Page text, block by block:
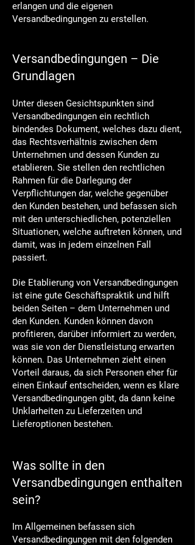
erlangen und die eigenen
Versandbedingungen zu erstellen.
Versandbedingungen – Die
Grundlagen
Unter diesen Gesichtspunkten sind
Versandbedingungen ein rechtlich
bindendes Dokument, welches dazu dient,
das Rechtsverhältnis zwischen dem
Unternehmen und dessen Kunden zu
etablieren. Sie stellen den rechtlichen
Rahmen für die Darlegung der
Verpflichtungen dar, welche gegenüber
den Kunden bestehen, und befassen sich
mit den unterschiedlichen, potenziellen
Situationen, welche auftreten können, und
damit, was in jedem einzelnen Fall
passiert.
Die Etablierung von Versandbedingungen
ist eine gute Geschäftspraktik und hilft
beiden Seiten – dem Unternehmen und
den Kunden. Kunden können davon
profitieren, darüber informiert zu werden,
was sie von der Dienstleistung erwarten
können. Das Unternehmen zieht einen
Vorteil daraus, da sich Personen eher für
einen Einkauf entscheiden, wenn es klare
Versandbedingungen gibt, da dann keine
Unklarheiten zu Lieferzeiten und
Lieferoptionen bestehen.
Was sollte in den
Versandbedingungen enthalten
sein?
Im Allgemeinen befassen sich
Versandbedingungen mit den folgenden